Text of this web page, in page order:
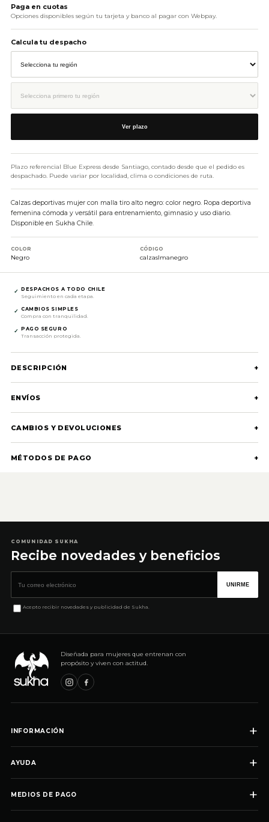
Paga en cuotas
Opciones disponibles según tu tarjeta y banco al pagar con Webpay.
Calcula tu despacho
Ver plazo
Plazo referencial Blue Express desde Santiago, contado desde que el pedido es
despachado. Puede variar por localidad, clima o condiciones de ruta.
Calzas deportivas mujer con malla tiro alto negro: color negro. Ropa deportiva
femenina cómoda y versátil para entrenamiento, gimnasio y uso diario.
Disponible en Sukha Chile.
COLOR
Negro
CÓDIGO
calzaslmanegro
✓ DESPACHOS A TODO CHILE
Seguimiento en cada etapa.
✓ CAMBIOS SIMPLES
Compra con tranquilidad.
✓ PAGO SEGURO
Transacción protegida.
DESCRIPCIÓN +
ENVÍOS +
CAMBIOS Y DEVOLUCIONES +
MÉTODOS DE PAGO +
COMUNIDAD SUKHA
Recibe novedades y beneficios
UNIRME
Acepto recibir novedades y publicidad de Sukha.
Diseñada para mujeres que entrenan con
propósito y viven con actitud.
INFORMACIÓN +
AYUDA +
MEDIOS DE PAGO +